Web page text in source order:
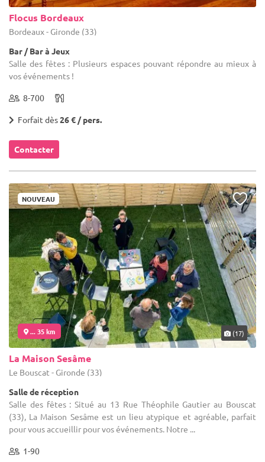
Flocus Bordeaux
Bordeaux - Gironde (33)
Bar / Bar à Jeux
Salle des fêtes : Plusieurs espaces pouvant répondre au mieux à
vos événements !
8-700
Forfait dès26 € / pers.
Contacter
NOUVEAU
... 35 km (17)
La Maison Sesâme
Le Bouscat - Gironde (33)
Salle de réception
Salle des fêtes : Situé au 13 Rue Théophile Gautier au Bouscat
(33), La Maison Sesâme est un lieu atypique et agréable, parfait
pour vous accueillir pour vos événements. Notre ...
1-90